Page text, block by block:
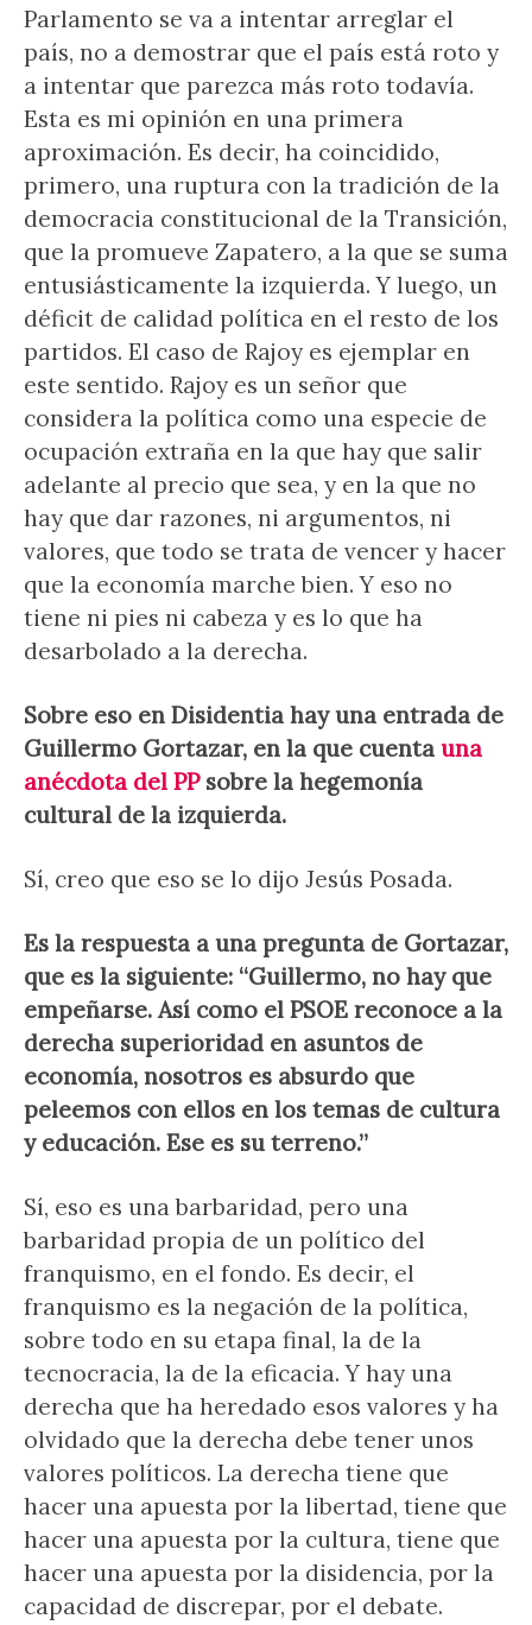
Parlamento se va a intentar arreglar el
país, no a demostrar que el país está roto y
a intentar que parezca más roto todavía.
Esta es mi opinión en una primera
aproximación. Es decir, ha coincidido,
primero, una ruptura con la tradición de la
democracia constitucional de la Transición,
que la promueve Zapatero, a la que se suma
entusiásticamente la izquierda. Y luego, un
déficit de calidad política en el resto de los
partidos. El caso de Rajoy es ejemplar en
este sentido. Rajoy es un señor que
considera la política como una especie de
ocupación extraña en la que hay que salir
adelante al precio que sea, y en la que no
hay que dar razones, ni argumentos, ni
valores, que todo se trata de vencer y hacer
que la economía marche bien. Y eso no
tiene ni pies ni cabeza y es lo que ha
desarbolado a la derecha.
Sobre eso en Disidentia hay una entrada de
Guillermo Gortazar, en la que cuenta una
anécdota del PPsobre la hegemonía
cultural de la izquierda.
Sí, creo que eso se lo dijo Jesús Posada.
Es la respuesta a una pregunta de Gortazar,
que es la siguiente: “Guillermo, no hay que
empeñarse. Así como el PSOE reconoce a la
derecha superioridad en asuntos de
economía, nosotros es absurdo que
peleemos con ellos en los temas de cultura
y educación. Ese es su terreno.”
Sí, eso es una barbaridad, pero una
barbaridad propia de un político del
franquismo, en el fondo. Es decir, el
franquismo es la negación de la política,
sobre todo en su etapa final, la de la
tecnocracia, la de la eficacia. Y hay una
derecha que ha heredado esos valores y ha
olvidado que la derecha debe tener unos
valores políticos. La derecha tiene que
hacer una apuesta por la libertad, tiene que
hacer una apuesta por la cultura, tiene que
hacer una apuesta por la disidencia, por la
capacidad de discrepar, por el debate.